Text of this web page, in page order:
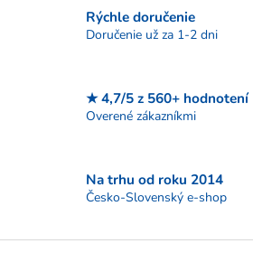
p
k
y
i
s
u
Rýchle doručenie
Doručenie už za 1-2 dni
★ 4,7/5 z 560+ hodnotení
Overené zákazníkmi
Na trhu od roku 2014
Česko-Slovenský e-shop
Z